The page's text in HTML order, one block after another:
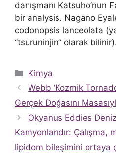
danışmanı Katsuho’nun
bir analysis. Nagano
codonopsis lanceolata
“tsuruninjin” olarak bilinir).
Kategoriler
Kimya
Webb ‘Kozmik
Gerçek Doğasını
Okyanus Eddies
Kamyonlarıdır: Çalışma,
lipidom bileşimini ortaya